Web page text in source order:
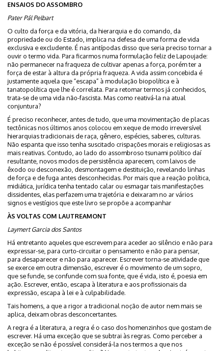
ENSAIOS DO ASSOMBRO
Pater Pál Pelbart
O culto da força e da vitória, da hierarquia e do comando, da
propriedade ou do Estado, implica na defesa de uma forma de vida
exclusiva e excludente. É nas antípodas disso que seria preciso tornar a
ouvir o termo vida. Para ficarmos numa formulação feliz de Lapoujade:
não permanecer na fraqueza de cultivar apenas a força, porém ter a
força de estar à altura da própria fraqueza. A vida assim concebida é
justamente aquela que “escapa” à modulação biopolítica e à
tanatopolítica que lhe é correlata. Para retomar termos já conhecidos,
trata-se de uma vida não-fascista. Mas como reativá-la na atual
conjuntura?
É preciso reconhecer, antes de tudo, que uma movimentação de placas
tectônicas nos últimos anos colocou em xeque de modo irreversível
hierarquias tradicionais de raça, gênero, espécies, saberes, culturas.
Não espanta que isso tenha suscitado crispações morais e religiosas as
mais reativas. Contudo, ao lado do assombroso tsunami político daí
resultante, novos modos de persistência aparecem, com laivos de
êxodo ou desconexão, desmontagem e destituição, revelando linhas
de força e de fuga antes desconhecidas. Por mais que a reação política,
midiática, jurídica tenha tentado calar ou esmagar tais manifestações
dissidentes, elas perfazem uma trajetória e deixaram no ar vários
signos e vestígios que este livro se propõe a acompanhar
ÀS VOLTAS COM LAUTREAMONT
Laymert Garcia dos Santos
Há entretanto aqueles que escrevem para aceder ao silêncio e não para
expressar-se, para curto-circuitar o pensamento e não para pensar,
para desaparecer e não para aparecer. Escrever torna-se atividade que
se exerce em outra dimensão, escrever é o movimento de um sopro,
que se funde, se confunde com sua fonte, que é vida, isto é, poesia em
ação. Escrever, então, escapa à literatura e aos profissionais da
expressão, escapa à lei e à culpabilidade.
Tais homens, a que a rigor a tradicional noção de autor nem mais se
aplica, deixam obras desconcertantes.
A regra é a literatura, a regra é o caso dos homenzinhos que gostam de
escrever. Há uma exceção que se subtrai às regras. Como perceber a
exceção se não é possível considerá-la nos termos a que nos